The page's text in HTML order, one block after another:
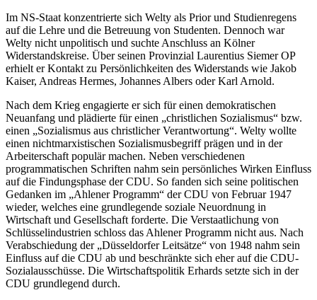
Im NS-Staat konzentrierte sich Welty als Prior und Studienregens
auf die Lehre und die Betreuung von Studenten. Dennoch war
Welty nicht unpolitisch und suchte Anschluss an Kölner
Widerstandskreise. Über seinen Provinzial Laurentius Siemer OP
erhielt er Kontakt zu Persönlichkeiten des Widerstands wie Jakob
Kaiser, Andreas Hermes, Johannes Albers oder Karl Arnold.
Nach dem Krieg engagierte er sich für einen demokratischen
Neuanfang und plädierte für einen „christlichen Sozialismus“ bzw.
einen „Sozialismus aus christlicher Verantwortung“. Welty wollte
einen nichtmarxistischen Sozialismusbegriff prägen und in der
Arbeiterschaft populär machen. Neben verschiedenen
programmatischen Schriften nahm sein persönliches Wirken Einfluss
auf die Findungsphase der CDU. So fanden sich seine politischen
Gedanken im „Ahlener Programm“ der CDU von Februar 1947
wieder, welches eine grundlegende soziale Neuordnung in
Wirtschaft und Gesellschaft forderte. Die Verstaatlichung von
Schlüsselindustrien schloss das Ahlener Programm nicht aus. Nach
Verabschiedung der „Düsseldorfer Leitsätze“ von 1948 nahm sein
Einfluss auf die CDU ab und beschränkte sich eher auf die CDU-
Sozialausschüsse. Die Wirtschaftspolitik Erhards setzte sich in der
CDU grundlegend durch.